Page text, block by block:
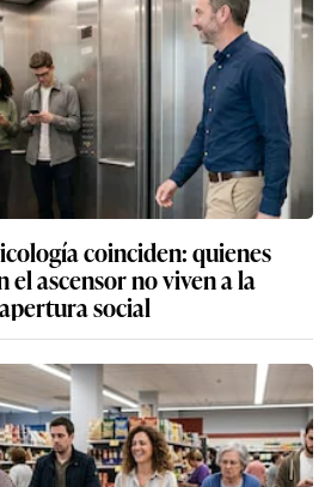
coinciden: quienes
el ascensor no viven a la
social